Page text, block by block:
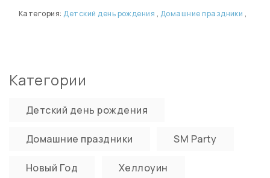
Категория:Детский день рождения , Домашние праздники ,
Категории
Детский день рождения
Домашние праздники SM Party
Новый Год Хеллоуин